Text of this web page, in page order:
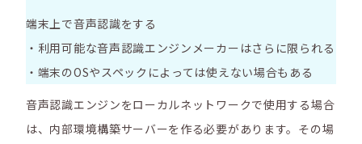
端末上で音声認識をする
・利用可能な音声認識エンジンメーカーはさらに限られる
・端末のOSやスペックによっては使えない場合もある
音声認識エンジンをローカルネットワークで使用する場合
は、内部環境構築サーバーを作る必要があります。その場